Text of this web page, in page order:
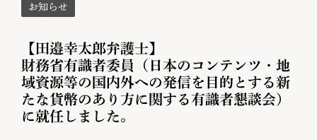
お知らせ
【田邉幸太郎弁護士】
財務省有識者委員（日本のコンテンツ・地
域資源等の国内外への発信を目的とする新
たな貨幣のあり方に関する有識者懇談会）
に就任しました。